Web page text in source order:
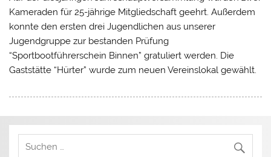
Kameraden für 25-jährige Mitgliedschaft geehrt. Außerdem
konnte den ersten drei Jugendlichen aus unserer
Jugendgruppe zur bestanden Prüfung
“Sportbootführerschein Binnen” gratuliert werden. Die
Gaststätte “Hürter” wurde zum neuen Vereinslokal gewählt.